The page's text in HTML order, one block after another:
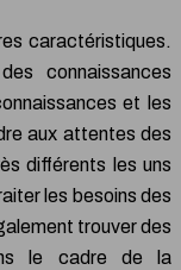
caractéristiques.
connaissances
et les
aux attentes des
différents les uns
les besoins des
trouver des
le cadre de la